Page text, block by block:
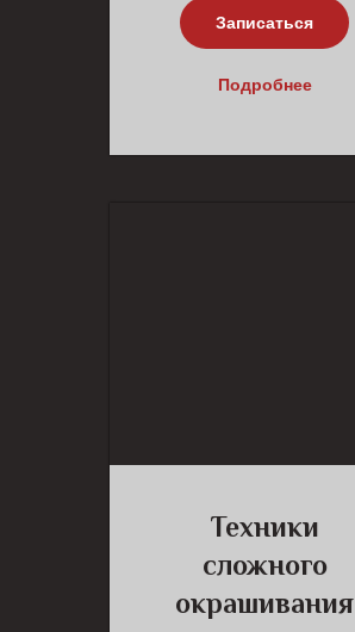
Записаться
Подробнее
Техники
сложного
окрашивания